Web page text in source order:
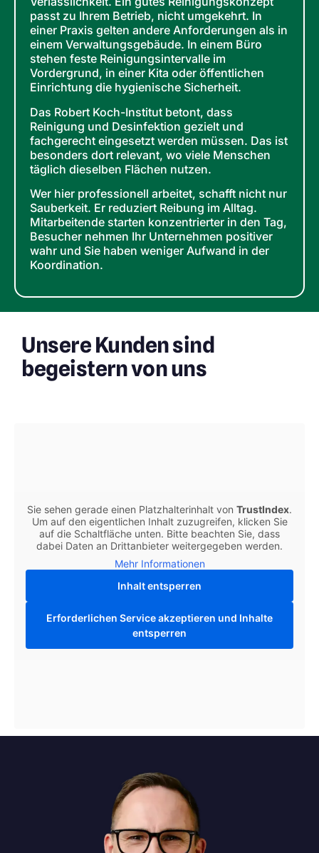
passt zu Ihrem Betrieb, nicht umgekehrt. In
einer Praxis gelten andere Anforderungen als in
einem Verwaltungsgebäude. In einem Büro
stehen feste Reinigungsintervalle im
Vordergrund, in einer Kita oder öffentlichen
Einrichtung die hygienische Sicherheit.
Das Robert Koch-Institut betont, dass
Reinigung und Desinfektion gezielt und
fachgerecht eingesetzt werden müssen. Das ist
besonders dort relevant, wo viele Menschen
täglich dieselben Flächen nutzen.
Wer hier professionell arbeitet, schafft nicht nur
Sauberkeit. Er reduziert Reibung im Alltag.
Mitarbeitende starten konzentrierter in den Tag,
Besucher nehmen Ihr Unternehmen positiver
wahr und Sie haben weniger Aufwand in der
Koordination.
Unsere Kunden sind
begeistern von uns
Sie sehen gerade einen Platzhalterinhalt von TrustIndex.
Um auf den eigentlichen Inhalt zuzugreifen, klicken Sie
auf die Schaltfläche unten. Bitte beachten Sie, dass
dabei Daten an Drittanbieter weitergegeben werden.
Mehr Informationen
Inhalt entsperren
Erforderlichen Service akzeptieren und Inhalte
entsperren